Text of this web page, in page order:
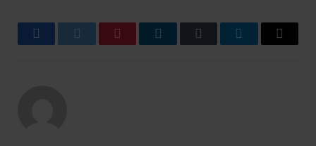
FacebookTwitter PinterestLinkedInTumblr TelegramEmail